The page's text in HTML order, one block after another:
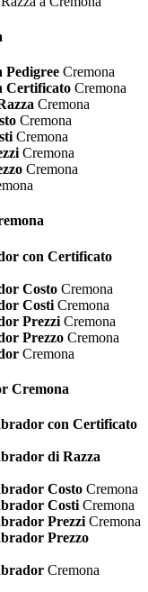
Cremona
Certificato Cremona
Cremona
Cremona
Cremona
Cremona
Cremona
con Certificato
Costo Cremona
Costi Cremona
Prezzi Cremona
Prezzo Cremona
Cremona
Cremona
con Certificato
di Razza
Costo Cremona
Costi Cremona
Prezzi Cremona
Prezzo
Cremona